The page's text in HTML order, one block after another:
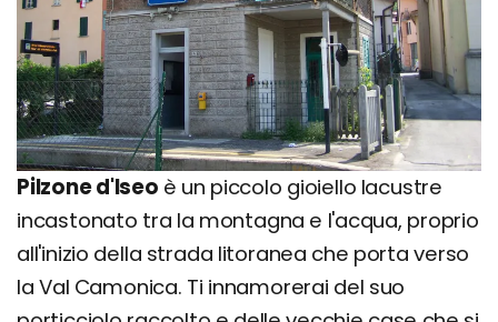
Pilzone d'Iseo è un piccolo gioiello lacustre
incastonato tra la montagna e l'acqua, proprio
all'inizio della strada litoranea che porta verso
la Val Camonica. Ti innamorerai del suo